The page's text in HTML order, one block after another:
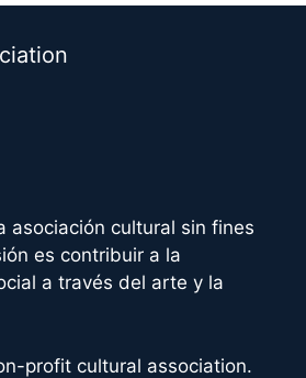
asociación cultural sin fines
es contribuir a la
a través del arte y la
profit cultural association.